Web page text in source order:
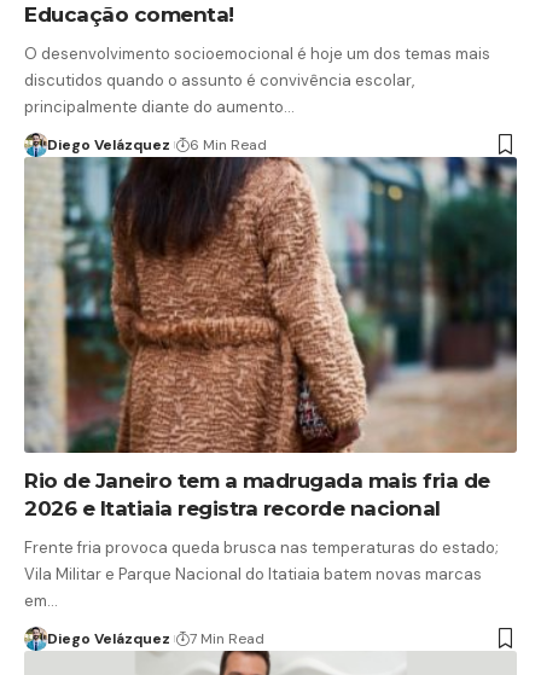
Educação comenta!
O desenvolvimento socioemocional é hoje um dos temas mais
discutidos quando o assunto é convivência escolar,
principalmente diante do aumento…
Diego Velázquez 6 Min Read
Rio de Janeiro tem a madrugada mais fria de
2026 e Itatiaia registra recorde nacional
Frente fria provoca queda brusca nas temperaturas do estado;
Vila Militar e Parque Nacional do Itatiaia batem novas marcas
em…
Diego Velázquez 7 Min Read